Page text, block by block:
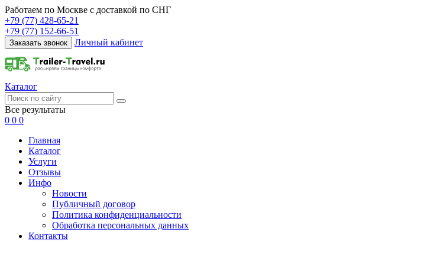
Работаем по Москве с доставкой по СНГ
+79 (77) 428-65-21
+79 (77) 152-66-51
Заказать звонок Личный кабинет
Каталог
Все результаты
0 0 0
Главная
Каталог
Услуги
Отзывы
Инфо
Новости
Публичный договор
Политика конфиденциальности
Обработка персональных данных
Контакты